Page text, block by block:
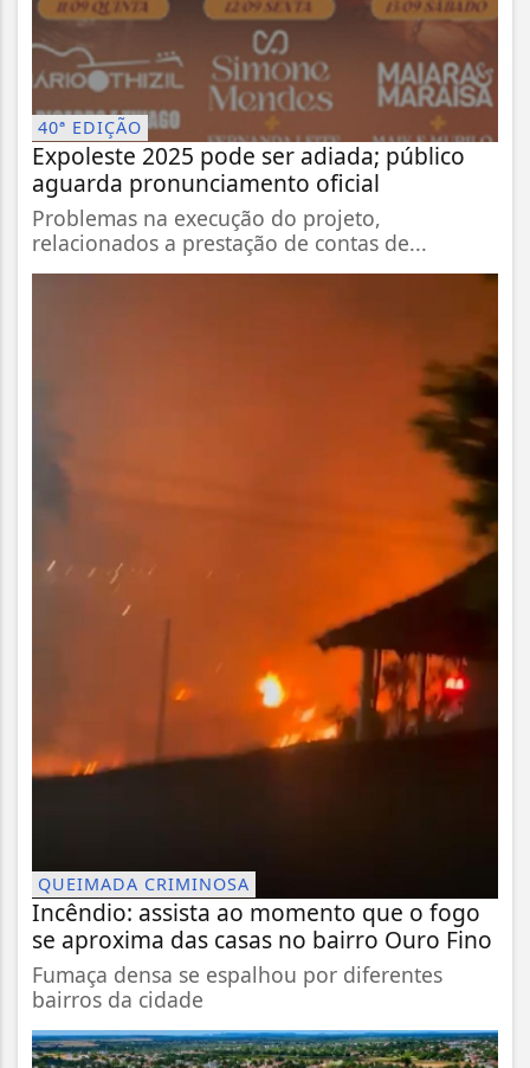
40ª EDIÇÃO
Expoleste 2025 pode ser adiada; público
aguarda pronunciamento oficial
Problemas na execução do projeto,
relacionados a prestação de contas de...
QUEIMADA CRIMINOSA
Incêndio: assista ao momento que o fogo
se aproxima das casas no bairro Ouro Fino
Fumaça densa se espalhou por diferentes
bairros da cidade